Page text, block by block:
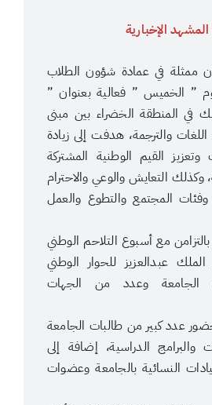
الإخبارية
ممثلة في عمادة شؤون الطلاب
” الخميس ” فعالية بعنوان ”
في المنطقة الخضراء بين مبنى
والترجمة، هدفت إلى زيادة
القيم الوطنية المشتركة
وكذلك التعايش والوعي والاحترام
وفئات المجتمع والتطوع والعمل
مع أسبوع التلاحم الوطني
عبدالعزيز للحوار الوطني
الجامعة وعدد من الجهات
عدد كبير من طالبات الجامعة
الدراسية، إضافة إلى
النسائية بالجامعة وعضوات